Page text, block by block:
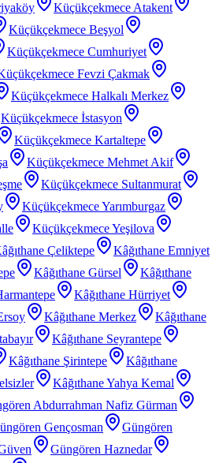
Küçükçekmece Atakent
Küçükçekmece Beşyol
Küçükçekmece Cumhuriyet
Fevzi Çakmak
Küçükçekmece Halkalı Merkez
Küçükçekmece İstasyon
Küçükçekmece Kartaltepe
Küçükçekmece Mehmet Akif
Küçükçekmece Sultanmurat
Küçükçekmece Yarımburgaz
Küçükçekmece Yeşilova
Çeliktepe
Kâğıthane Emniyet
Kâğıthane Gürsel
Kâğıthane
Kâğıthane Hürriyet
Kâğıthane Merkez
Kâğıthane
Kâğıthane Seyrantepe
Kâğıthane Şirintepe
Kâğıthane
Kâğıthane Yahya Kemal
Abdurrahman Nafiz Gürman
Gençosman
Güngören
Güngören Haznedar